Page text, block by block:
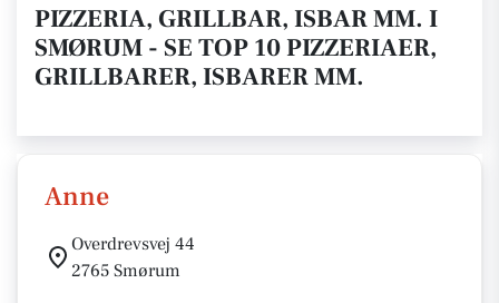
PIZZERIA, GRILLBAR, ISBAR MM. I
SMØRUM - SE TOP 10 PIZZERIAER,
GRILLBARER, ISBARER MM.
Anne
Overdrevsvej 44
2765 Smørum